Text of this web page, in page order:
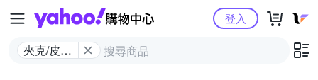
Yahoo購物中心
夾克/皮衣/
登入